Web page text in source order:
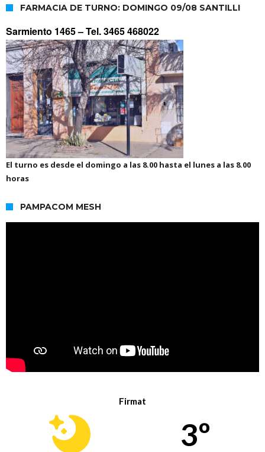
FARMACIA DE TURNO: DOMINGO 09/08 SANTILLI
Sarmiento 1465 –Tel. 3465 468022
El turno es desde el domingo a las 8.00 hasta el lunes a las 8.00
horas
PAMPACOM MESH
Firmat
3º